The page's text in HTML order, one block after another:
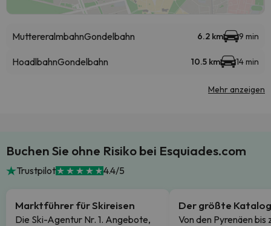
MuttereralmbahnGondelbahn 6.2 km 9 min
HoadlbahnGondelbahn 10.5 km 14 min
Mehr anzeigen
Buchen Sie ohne Risiko bei Esquiades.com
Trustpilot 4.4/5
Marktführer für Skireisen
Die Ski-Agentur Nr. 1. Angebote,
Der größte Katalog
Von den Pyrenäen bis